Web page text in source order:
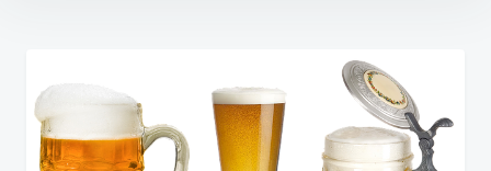
pro
příspěvek